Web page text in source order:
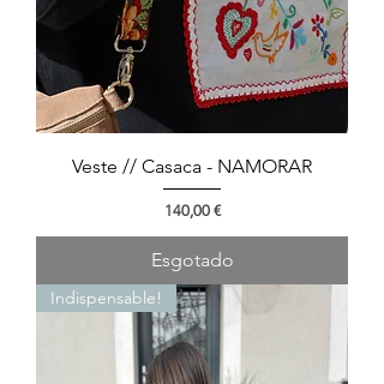
Veste // Casaca - NAMORAR
Preço
140,00 €
Esgotado
Indispensable!